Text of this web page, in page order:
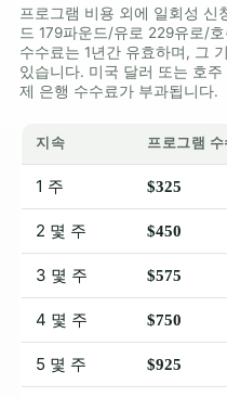
프로그램 비용 외에 일회성
드 179파운드/유로 229유로/
수수료는 1년간 유효하며, 그
있습니다. 미국 달러 또는 호
제 은행 수수료가 부과됩니다.
지속 프로그램
1 주 $325
2 몇 주 $450
3 몇 주 $575
4 몇 주 $750
5 몇 주 $925